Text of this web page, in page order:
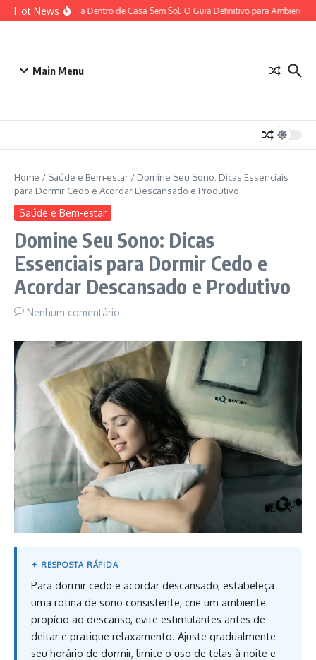
Ir para o conteúdo
Hot News
Plantas para Dentro de Casa Sem Sol: O Guia Definitivo para Ambientes
Main Menu
Home / Saúde e Bem-estar / Domine Seu Sono: Dicas Essenciais
para Dormir Cedo e Acordar Descansado e Produtivo
Saúde e Bem-estar
Domine Seu Sono: Dicas
Essenciais para Dormir Cedo e
Acordar Descansado e Produtivo
Nenhum comentário
Para dormir cedo e acordar descansado, estabeleça
uma rotina de sono consistente, crie um ambiente
propício ao descanso, evite estimulantes antes de
deitar e pratique relaxamento. Ajuste gradualmente
seu horário de dormir, limite o uso de telas à noite e